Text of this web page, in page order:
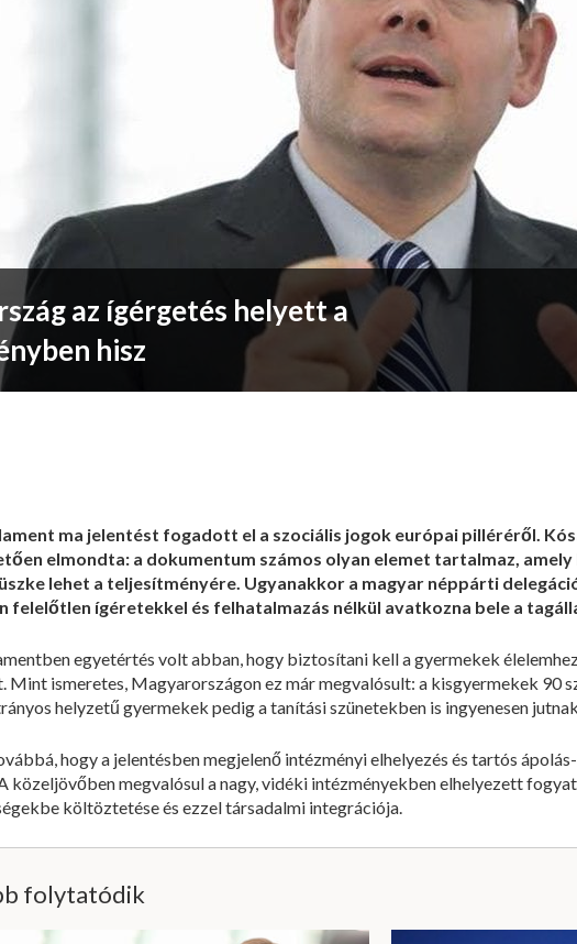
az ígérgetés helyett a
hisz
ma jelentést fogadott el a szociális jogok európai pilléréről.
elmondta: a dokumentum számos olyan elemet tartalmaz,
lehet a teljesítményére. Ugyanakkor a magyar néppárti
felelőtlen ígéretekkel és felhatalmazás nélkül avatkozna bele a
egyetértés volt abban, hogy biztosítani kell a gyermekek
Mint ismeretes, Magyarországon ez már megvalósult: a kisgyermekek 90
helyzetű gyermekek pedig a tanítási szünetekben is ingyenesen
hogy a jelentésben megjelenő intézményi elhelyezés és tartós
közeljövőben megvalósul a nagy, vidéki intézményekben elhelyezett
költöztetése és ezzel társadalmi integrációja.
folytatódik